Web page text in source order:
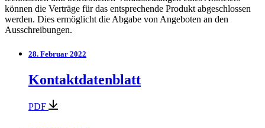
können die Verträge für das entsprechende Produkt abgeschlossen
werden. Dies ermöglicht die Abgabe von Angeboten an den
Ausschreibungen.
28. Februar 2022
Kontaktdatenblatt
PDF